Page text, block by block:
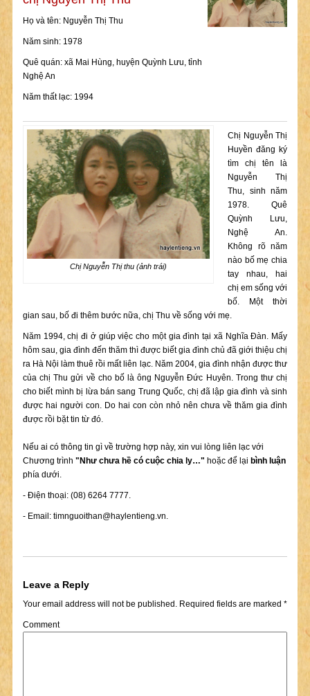
Họ và tên: Nguyễn Thị Thu
Năm sinh: 1978
Quê quán: xã Mai Hùng, huyện Quỳnh Lưu, tỉnh
Nghệ An
Năm thất lạc: 1994
Chị Nguyễn Thị thu (ảnh trái)
Chị Nguyễn Thị
Huyền đăng ký
tìm chị tên là
Nguyễn Thị
Thu, sinh năm
1978. Quê
Quỳnh Lưu,
Nghệ An.
Không rõ năm
nào bố mẹ chia
tay nhau, hai
chị em sống với
bố. Một thời
gian sau, bố đi thêm bước nữa, chị Thu về sống với mẹ.
Năm 1994, chị đi ở giúp việc cho một gia đình tại xã Nghĩa Đàn. Mấy
hôm sau, gia đình đến thăm thì được biết gia đình chủ đã giới thiệu chị
ra Hà Nội làm thuê rồi mất liên lạc. Năm 2004, gia đình nhận được thư
của chị Thu gửi về cho bố là ông Nguyễn Đức Huyên. Trong thư chị
cho biết mình bị lừa bán sang Trung Quốc, chị đã lập gia đình và sinh
được hai người con. Do hai con còn nhỏ nên chưa về thăm gia đình
được rồi bặt tin từ đó.
Nếu ai có thông tin gì về trường hợp này, xin vui lòng liên lạc với
Chương trình "Như chưa hề có cuộc chia ly…" hoặc để lại bình luận
phía dưới.
- Điện thoại: (08) 6264 7777.
- Email: timnguoithan@haylentieng.vn.
Leave a Reply
Your email address will not be published.Required fields are marked *
Comment